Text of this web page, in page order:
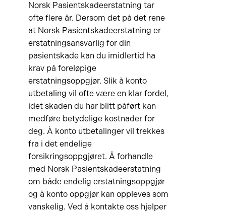
Norsk Pasientskadeerstatning tar
ofte flere år. Dersom det på det rene
at Norsk Pasientskadeerstatning er
erstatningsansvarlig for din
pasientskade kan du imidlertid ha
krav på foreløpige
erstatningsoppgjør. Slik à konto
utbetaling vil ofte være en klar fordel,
idet skaden du har blitt påført kan
medføre betydelige kostnader for
deg. À konto utbetalinger vil trekkes
fra i det endelige
forsikringsoppgjøret. Å forhandle
med Norsk Pasientskadeerstatning
om både endelig erstatningsoppgjør
og à konto oppgjør kan oppleves som
vanskelig. Ved å kontakte oss hjelper